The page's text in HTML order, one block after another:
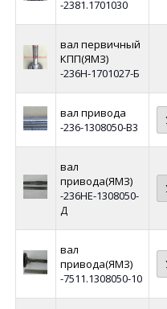
-2381.1701030
вал первичный
КПП(ЯМЗ)
-236Н-1701027-Б
вал привода
-236-1308050-В3
вал
привода(ЯМЗ)
-236НЕ-1308050-
Д
вал
привода(ЯМЗ)
-7511.1308050-10